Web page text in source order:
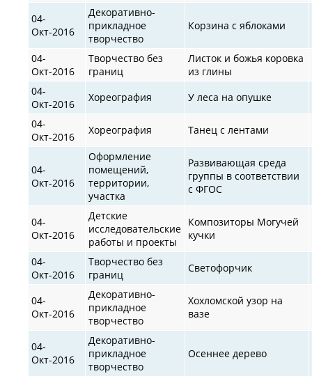
04-
Окт-2016
Декоративно-
прикладное
творчество
Корзина с яблоками
04-
Окт-2016
Творчество без
границ
Листок и божья коровка
из глины
04-
Окт-2016
Хореография
У леса на опушке
04-
Окт-2016
Хореография Танец с лентами
04-
Окт-2016
Оформление
помещений,
территории,
участка
Развивающая среда
группы в соответствии
с ФГОС
04-
Окт-2016
Детские
исследовательские
работы и проекты
Композиторы Могучей
кучки
04-
Окт-2016
Творчество без
границ
Светофорчик
04-
Окт-2016
Декоративно-
прикладное
творчество
Хохломской узор на
вазе
04-
Окт-2016
Декоративно-
прикладное
творчество
Осеннее дерево